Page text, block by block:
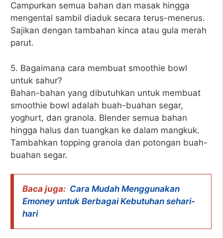
Campurkan semua bahan dan masak hingga
mengental sambil diaduk secara terus-menerus.
Sajikan dengan tambahan kinca atau gula merah
parut.
5. Bagaimana cara membuat smoothie bowl
untuk sahur?
Bahan-bahan yang dibutuhkan untuk membuat
smoothie bowl adalah buah-buahan segar,
yoghurt, dan granola. Blender semua bahan
hingga halus dan tuangkan ke dalam mangkuk.
Tambahkan topping granola dan potongan buah-
buahan segar.
Baca juga: Cara Mudah Menggunakan
Emoney untuk Berbagai Kebutuhan sehari-
hari